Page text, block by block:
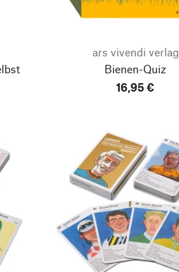
ars vivendi verlag
Bienen-Quiz
16,95 €